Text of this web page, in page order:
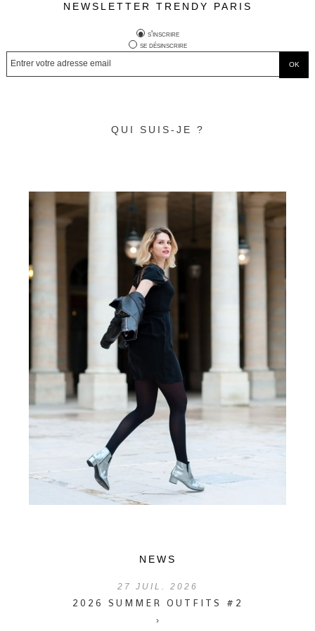
NEWSLETTER TRENDY PARIS
s'inscrire
se désinscrire
QUI SUIS-JE ?
NEWS
27 JUIL. 2026
2026 SUMMER OUTFITS #2
›